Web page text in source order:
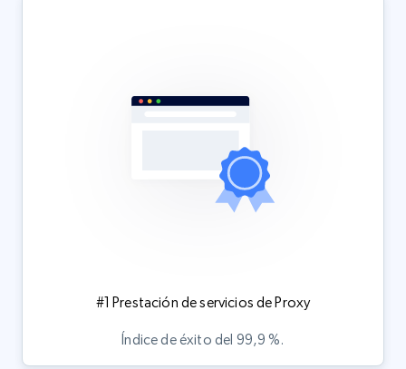
#1 Prestación de servicios de Proxy
Índice de éxito del 99,9 %.